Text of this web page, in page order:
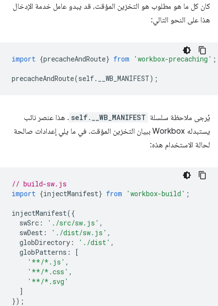
كان كل ما هو مطلوب هو التخزين المؤقت، قد يبدو عامل خدمة الإدخال
هذا على النحو التالي:
import {precacheAndRoute} from 'workbox-precaching' ;
precacheAndRoute(self. __WB_MANIFEST);
يُرجى ملاحظة سلسلة self.__WB_MANIFEST . هذا عنصر نائب
يستبدله Workbox ببيان التخزين المؤقت. في ما يلي إعدادات صالحة
لحالة الاستخدام هذه:
// build-sw.js
import {injectManifest} from 'workbox-build' ;
injectManifest({
swSrc : './src/sw.js' ,
swDest : './dist/sw.js' ,
globDirectory : './dist' ,
globPatterns :
[
'**/*.js' ,
'**/*.css' ,
'**/*.svg'
]
});